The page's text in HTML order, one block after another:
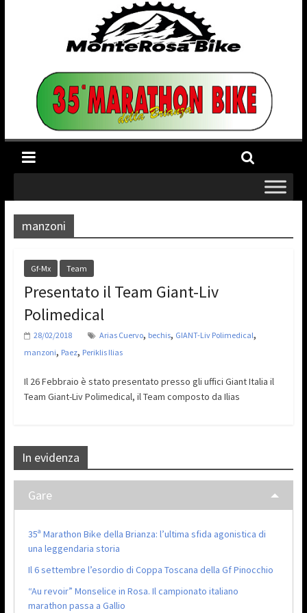
manzoni
Gf-Mx Team
Presentato il Team Giant-Liv
Polimedical
28/02/2018 Arias Cuervo, bechis, GIANT-Liv Polimedical,
manzoni, Paez, Periklis Ilias
Il 26 Febbraio è stato presentato presso gli uffici Giant Italia il
Team Giant-Liv Polimedical, il Team composto da Ilias
In evidenza
Gare
35ª Marathon Bike della Brianza: l’ultima sfida agonistica di
una leggendaria storia
Il 6 settembre l’esordio di Coppa Toscana della Gf Pinocchio
“Au revoir” Monselice in Rosa. Il campionato italiano
marathon passa a Gallio